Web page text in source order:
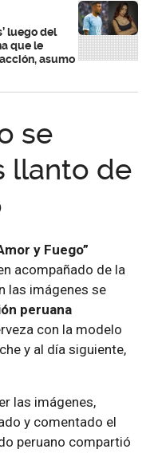
luego del
que le
asumo
se
llanto de
y Fuego”
acompañado de la
las imágenes se
peruana
con la modelo
y al día siguiente,
las imágenes,
y comentado el
peruano compartió